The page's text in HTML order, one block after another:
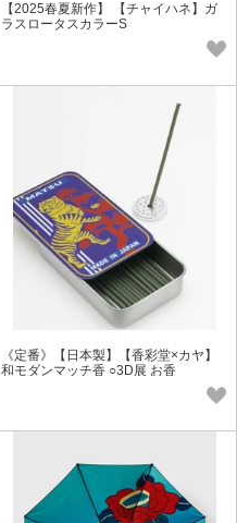
【2025春夏新作】 【チャイハネ】ガ
ラスロータスカラーS
《定番》【日本製】【香彩堂×カヤ】
和モダンマッチ香 ○3D展 お香